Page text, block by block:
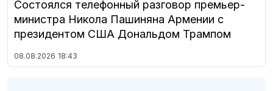
Состоялся телефонный разговор премьер-
министра Никола Пашиняна Армении с
президентом США Дональдом Трампом
08.08.2026 18:43